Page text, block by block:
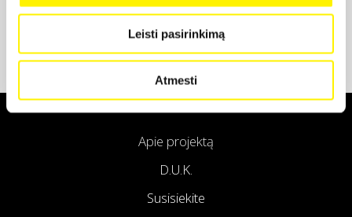
Leisti pasirinkimą
Atmesti
Apie projektą
D.U.K.
Susisiekite